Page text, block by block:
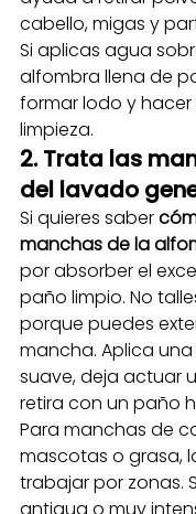
cabello, migas y
Si aplicas agua
alfombra llena de
formar lodo y hacer
limpieza.
2. Trata las
del lavado
Si quieres saber
manchas de la
por absorber el
paño limpio. No
porque puedes
mancha. Aplica
suave, deja actuar
retira con un paño
Para manchas de
mascotas o grasa,
trabajar por zonas.